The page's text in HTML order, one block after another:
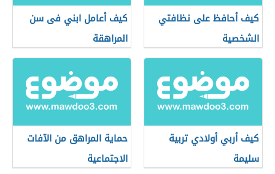
كيف أحافظ على نظافتي
الشخصية
كيف أعامل ابني فى سن
المراهقة
كيف أربي أولادي تربية
سليمة
حماية المراهق من الآفات
الاجتماعية